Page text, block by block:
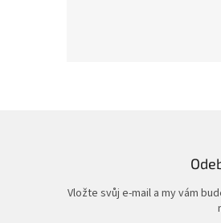
Vložte svůj e-mail a my vám